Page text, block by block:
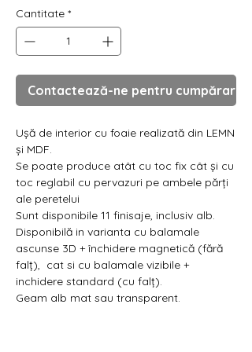
Cantitate *
Contactează-ne pentru cumpărare
Ușă de interior cu foaie realizată din LEMN
și MDF.
Se poate produce atât cu toc fix cât și cu
toc reglabil cu pervazuri pe ambele părți
ale peretelui
Sunt disponibile 11 finisaje, inclusiv alb.
Disponibilă in varianta cu balamale
ascunse 3D + închidere magnetică (fără
falț), cat si cu balamale vizibile +
inchidere standard (cu falț).
Geam alb mat sau transparent.